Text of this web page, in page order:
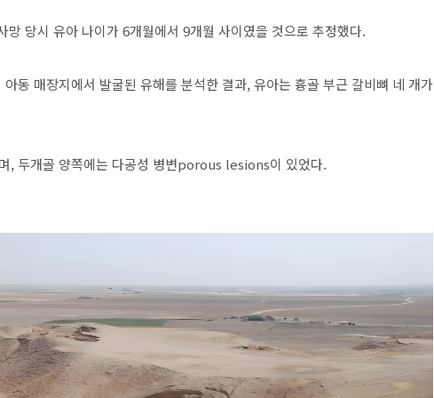
망 당시 유아 나이가 6개월에서 9개월 사이였을 것으로 추정했다.
동 매장지에서 발굴된 유해를 분석한 결과, 유아는 흉골 부근 갈비뼈 네 개가
, 두개골 양쪽에는 다공성 병변porous lesions이 있었다.